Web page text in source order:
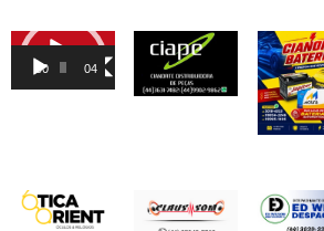
Tocador
00:00 04:46